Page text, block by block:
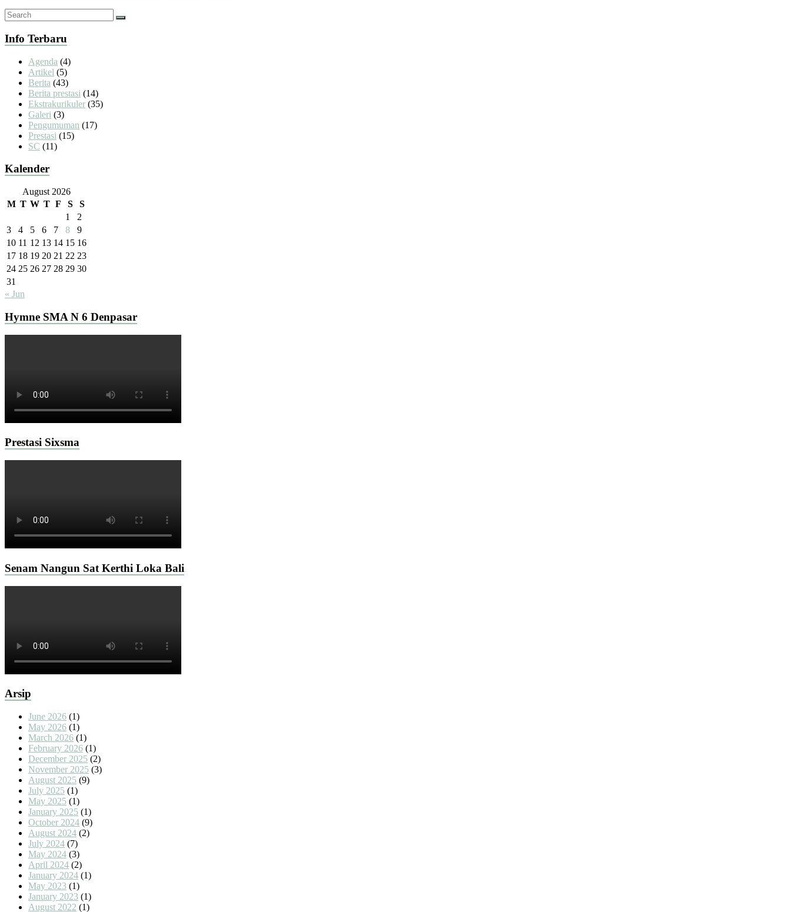
Info Terbaru
Agenda (4)
Artikel (5)
Berita (43)
Berita prestasi (14)
Ekstrakurikuler (35)
Galeri (3)
Pengumuman (17)
Prestasi (15)
SC (11)
Kalender
August 2026
M T W T F S
S
1
2
3
4 5 6 7 8
9
10 11 12 13 14 15 16
17 18 19 20 21 22 23
24 25 26 27 28 29 30
31
« Jun
Hymne SMA N 6 Denpasar
Prestasi Sixsma
Senam Nangun Sat Kerthi Loka Bali
Arsip
June 2026 (1)
May 2026 (1)
March 2026 (1)
February 2026 (1)
December 2025 (2)
November 2025 (3)
August 2025 (9)
July 2025 (1)
May 2025 (1)
January 2025 (1)
October 2024 (9)
August 2024 (2)
July 2024 (7)
May 2024 (3)
April 2024 (2)
January 2024 (1)
May 2023 (1)
January 2023 (1)
August 2022 (1)